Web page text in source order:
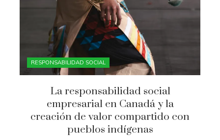
RESPONSABILIDAD SOCIAL
La responsabilidad social
empresarial en Canadá y la
creación de valor compartido con
pueblos indígenas